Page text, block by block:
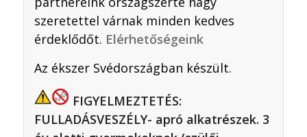
szeretettel várnak minden kedves
érdeklődőt. Elérhetőségeink
Az ékszer Svédországban készült.
FIGYELMEZTETÉS:
FULLADÁSVESZÉLY- apró alkatrészek. 3